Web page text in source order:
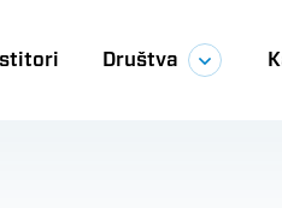
Društva